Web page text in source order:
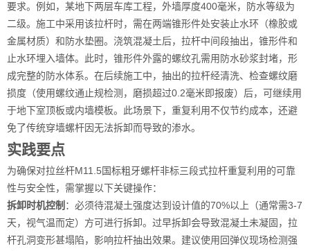
要求。例如，某地下两层车库工程，外墙厚度400毫米，防水等级为
二级。施工中采用该拉杆时，需在两端锥形件处安装止水环（橡胶或
金属材质）和防水垫圈。浇筑混凝土后，拉杆中间段抽出，锥形件和
止水环埋入墙体。此时，锥形件外露的螺纹孔需用防水砂浆封堵，形
成完整的防水体系。在后续施工中，抽出的拉杆经清洗、检查螺纹磨
损度（使用螺纹通止规检测，磨损超过0.2毫米即报废）后，可继续用
于地下室顶板或内墙模板。此场景下，重复利用不仅节约成本，还避
免了传统穿墙螺杆因无法拆卸而导致的渗水。
实践要点
为确保对拉丝杆M11.5国标粗牙螺杆非标三段式拉杆重复利用的可靠
性与安全性，需掌握以下关键操作：
拆卸时机控制 ：必须待混凝土强度达到设计值的70%以上（通常需3-7
天，视气温而定）方可进行拆卸。过早拆卸会导致混凝土未凝固，拉
杆孔洞变形甚塌陷，影响拉杆抽出效果。建议使用回弹仪现场检测强